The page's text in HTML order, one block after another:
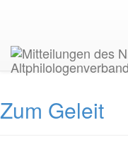
Aktuelle
Zum Geleit